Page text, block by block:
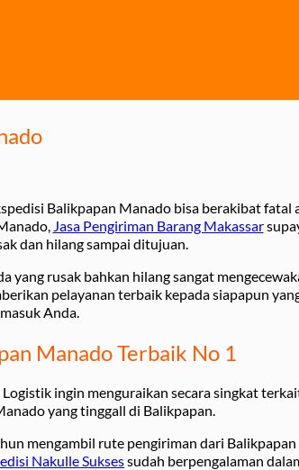
Balikpapan Manado bisa berakibat fatal
Jasa Pengiriman Barang Makassar
dan hilang sampai ditujuan.
yang rusak bahkan hilang sangat
pelayanan terbaik kepada siapapun
Anda.
Manado Terbaik No 1
ingin menguraikan secara singkat
yang tinggall di Balikpapan.
mengambil rute pengiriman dari
Nakulle Suksessudah berpengalaman